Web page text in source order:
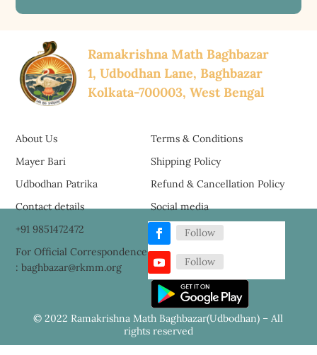
Ramakrishna Math Baghbazar
1, Udbodhan Lane, Baghbazar
Kolkata-700003, West Bengal
About Us
Mayer Bari
Udbodhan Patrika
Terms & Conditions
Shipping Policy
Refund & Cancellation Policy
Contact details
+91 9851472472
For Official Correspondence
: baghbazar@rkmm.org
Social media
Follow
Follow
© 2022 Ramakrishna Math Baghbazar(Udbodhan) – All
rights reserved